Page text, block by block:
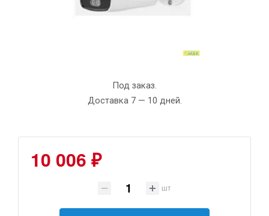
Под заказ.
Доставка 7 — 10 дней.
10 006 ₽
шт